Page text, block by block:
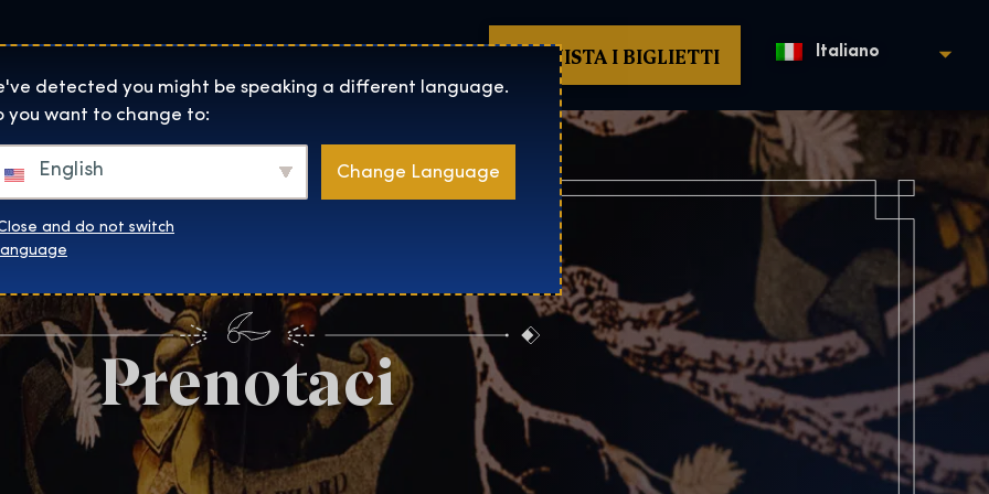
Exhibition home page
Sedi Informazioni su Negozio ACQUISTA I BIGLIETTI Italiano
Prenotaci
detected you might be speaking a different language.
you want to change to:
English Change Language
and do not switch